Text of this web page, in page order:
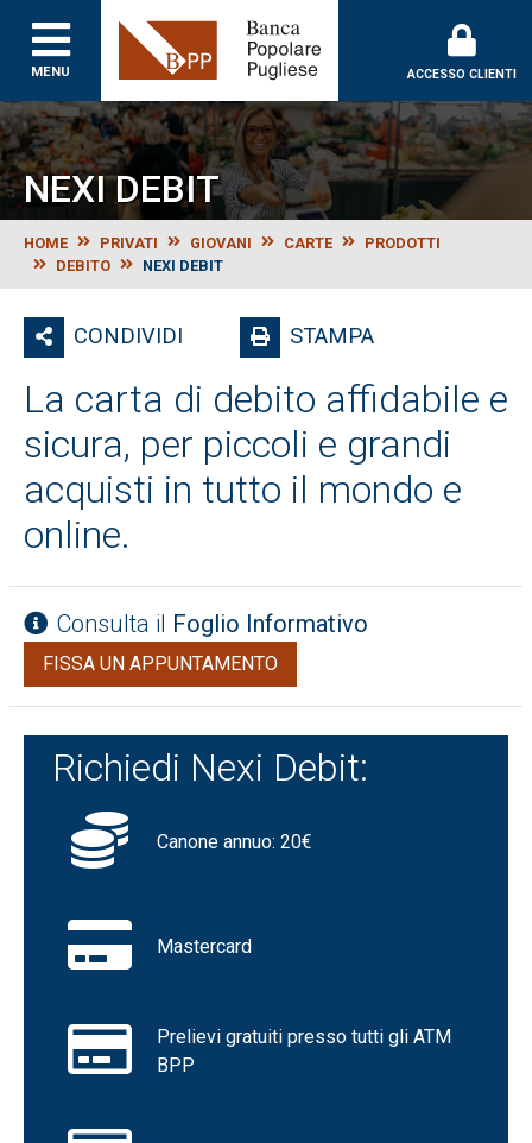
MENU
Banca Popolare
ACCESSO CLIENTI
NEXI DEBIT
HOME PRIVATI GIOVANI CARTE
PRODOTTI
DEBITO
NEXI DEBIT
CONDIVIDI STAMPA
La carta di debito affidabile e
sicura, per piccoli e grandi
acquisti in tutto il mondo e
online.
Consulta il Foglio Informativo
FISSA UN APPUNTAMENTO
Richiedi Nexi Debit:
Canone annuo: 20€
Mastercard
Prelievi gratuiti presso tutti gli ATM
BPP